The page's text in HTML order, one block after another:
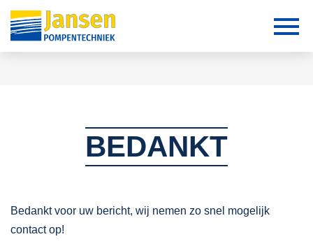
BEDANKT
Bedankt voor uw bericht, wij nemen zo snel mogelijk
contact op!